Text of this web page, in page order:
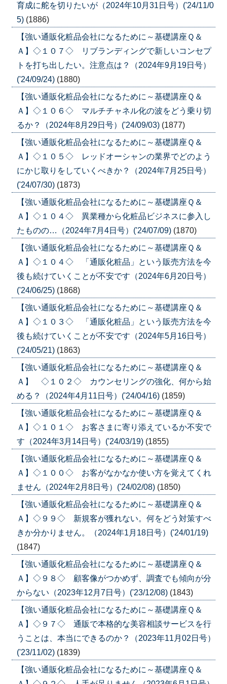
育成に舵を切りたいが（2024年10月31日号）('24/11/0
5) (1886)
【強い通販化粧品会社になるために～基礎講座Ｑ＆
Ａ】◇１０７◇ リブランディングで新しいコンセプ
トを打ち出したい。注意点は？（2024年9月19日号）
('24/09/24) (1880)
【強い通販化粧品会社になるために～基礎講座Ｑ＆
Ａ】◇１０６◇ マルチチャネル化の波をどう乗り切
るか？（2024年8月29日号）('24/09/03) (1877)
【強い通販化粧品会社になるために～基礎講座Ｑ＆
Ａ】◇１０５◇ レッドオーシャンの業界でどのよう
にかじ取りをしていくべきか？（2024年7月25日号）
('24/07/30) (1873)
【強い通販化粧品会社になるために～基礎講座Ｑ＆
Ａ】◇１０４◇ 異業種から化粧品ビジネスに参入し
たものの…（2024年7月4日号）('24/07/09) (1870)
【強い通販化粧品会社になるために～基礎講座Ｑ＆
Ａ】◇１０４◇ 「通販化粧品」という販売方法を今
後も続けていくことが不安です（2024年6月20日号）
('24/06/25) (1868)
【強い通販化粧品会社になるために～基礎講座Ｑ＆
Ａ】◇１０３◇ 「通販化粧品」という販売方法を今
後も続けていくことが不安です（2024年5月16日号）
('24/05/21) (1863)
【強い通販化粧品会社になるために～基礎講座Ｑ＆
Ａ】 ◇１０２◇ カウンセリングの強化、何から始
める？（2024年4月11日号）('24/04/16) (1859)
【強い通販化粧品会社になるために～基礎講座Ｑ＆
Ａ】◇１０１◇ お客さまに寄り添えているか不安で
す（2024年3月14日号）('24/03/19) (1855)
【強い通販化粧品会社になるために～基礎講座Ｑ＆
Ａ】◇１００◇ お客がなかなか使い方を覚えてくれ
ません（2024年2月8日号）('24/02/08) (1850)
【強い通販化粧品会社になるために～基礎講座Ｑ＆
Ａ】◇９９◇ 新規客が獲れない。何をどう対策すべ
きか分かりません。（2024年1月18日号）('24/01/19)
(1847)
【強い通販化粧品会社になるために～基礎講座Ｑ＆
Ａ】◇９８◇ 顧客像がつかめず、調査でも傾向が分
からない（2023年12月7日号）('23/12/08) (1843)
【強い通販化粧品会社になるために～基礎講座Ｑ＆
Ａ】◇９７◇ 通販で本格的な美容相談サービスを行
うことは、本当にできるのか？（2023年11月02日号）
('23/11/02) (1839)
【強い通販化粧品会社になるために～基礎講座Ｑ＆